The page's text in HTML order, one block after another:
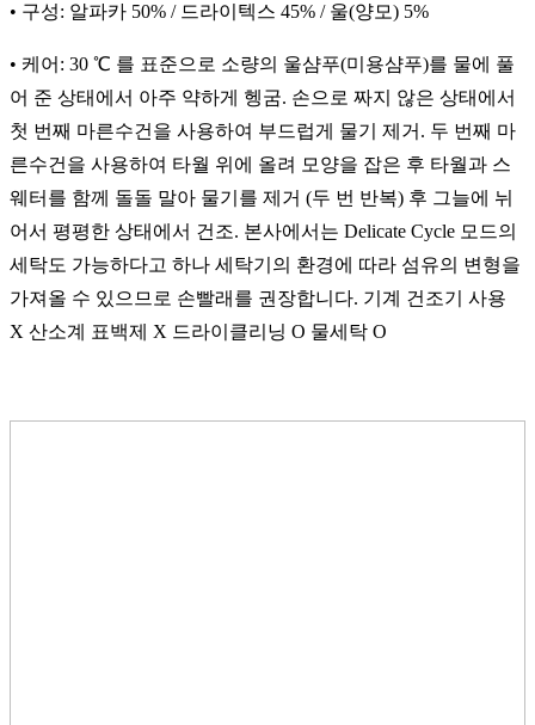
• 구성: 알파카 50% / 드라이텍스 45% / 울(양모) 5%
• 케어: 30 ℃ 를 표준으로 소량의 울샴푸(미용샴푸)를 물에 풀
어 준 상태에서 아주 약하게 헹굼. 손으로 짜지 않은 상태에서
첫 번째 마른수건을 사용하여 부드럽게 물기 제거. 두 번째 마
른수건을 사용하여 타월 위에 올려 모양을 잡은 후 타월과 스
웨터를 함께 돌돌 말아 물기를 제거 (두 번 반복) 후 그늘에 뉘
어서 평평한 상태에서 건조. 본사에서는 Delicate Cycle 모드의
세탁도 가능하다고 하나 세탁기의 환경에 따라 섬유의 변형을
가져올 수 있으므로 손빨래를 권장합니다. 기계 건조기 사용
X 산소계 표백제 X 드라이클리닝 O 물세탁 O